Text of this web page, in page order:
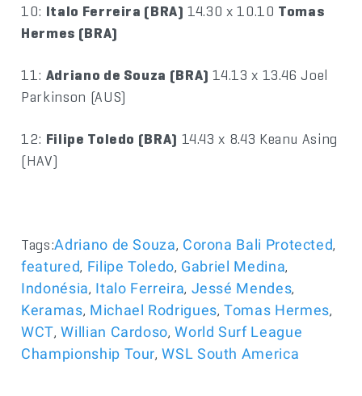
10: Italo Ferreira (BRA) 14.30 x 10.10 Tomas
Hermes (BRA)
11: Adriano de Souza (BRA) 14.13 x 13.46 Joel
Parkinson (AUS)
12: Filipe Toledo (BRA) 14.43 x 8.43 Keanu Asing
(HAV)
Tags:Adriano de Souza, Corona Bali Protected,
featured, Filipe Toledo, Gabriel Medina,
Indonésia, Italo Ferreira, Jessé Mendes,
Keramas, Michael Rodrigues,Tomas Hermes,
WCT,Willian Cardoso,World Surf League
Championship Tour,WSL South America